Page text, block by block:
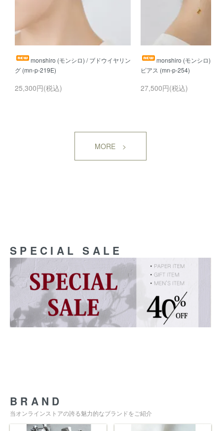
monshiro (モンシロ) / ブドウイヤリン
25,300円(税込)
monshiro (モンシロ) /
27,500円(税込)
MORE >
SPECIAL SALE
BRAND
当オンラインストアの誇る魅力的なブランドをご紹介